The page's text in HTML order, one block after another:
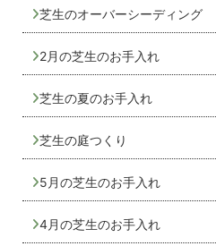
芝生のオーバーシーディング
2月の芝生のお手入れ
芝生の夏のお手入れ
芝生の庭つくり
5月の芝生のお手入れ
4月の芝生のお手入れ